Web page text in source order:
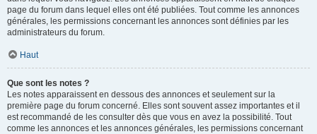
page du forum dans lequel elles ont été publiées. Tout comme les annonces
générales, les permissions concernant les annonces sont définies par les
administrateurs du forum.
Haut
Que sont les notes ?
Les notes apparaissent en dessous des annonces et seulement sur la
première page du forum concerné. Elles sont souvent assez importantes et il
est recommandé de les consulter dès que vous en avez la possibilité. Tout
comme les annonces et les annonces générales, les permissions concernant